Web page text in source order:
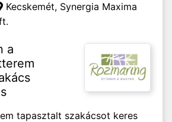
Kecskemét, Synergia Maxima
a
tapasztalt szakácsot keres